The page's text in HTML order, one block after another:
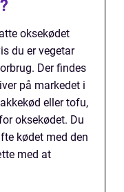
oksekødet
du er vegetar
Der findes
på markedet i
eller tofu,
oksekødet. Du
kødet med den
med at